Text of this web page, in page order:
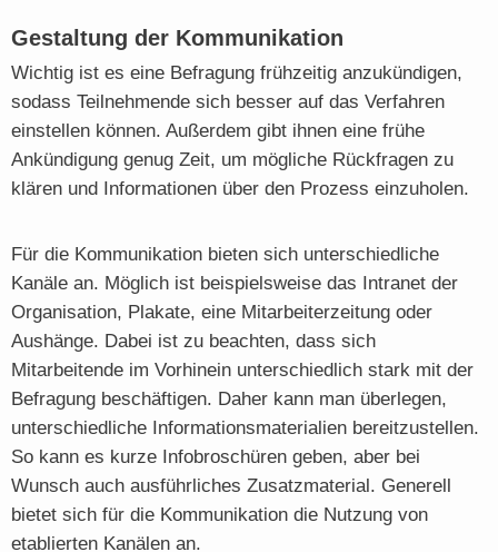
Gestaltung der Kommunikation
Wichtig ist es eine Befragung frühzeitig anzukündigen,
sodass Teilnehmende sich besser auf das Verfahren
einstellen können. Außerdem gibt ihnen eine frühe
Ankündigung genug Zeit, um mögliche Rückfragen zu
klären und Informationen über den Prozess einzuholen.
Für die Kommunikation bieten sich unterschiedliche
Kanäle an. Möglich ist beispielsweise das Intranet der
Organisation, Plakate, eine Mitarbeiterzeitung oder
Aushänge. Dabei ist zu beachten, dass sich
Mitarbeitende im Vorhinein unterschiedlich stark mit der
Befragung beschäftigen. Daher kann man überlegen,
unterschiedliche Informationsmaterialien bereitzustellen.
So kann es kurze Infobroschüren geben, aber bei
Wunsch auch ausführliches Zusatzmaterial. Generell
bietet sich für die Kommunikation die Nutzung von
etablierten Kanälen an.